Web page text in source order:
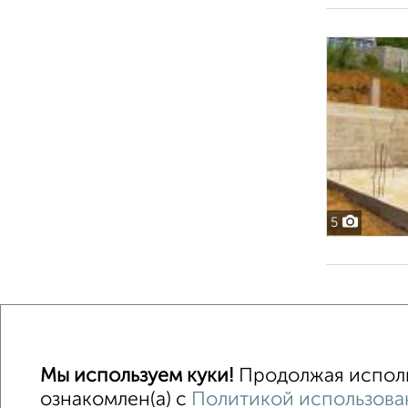
5
Мы используем куки! Продолжая
ознакомлен(а) с Политикой